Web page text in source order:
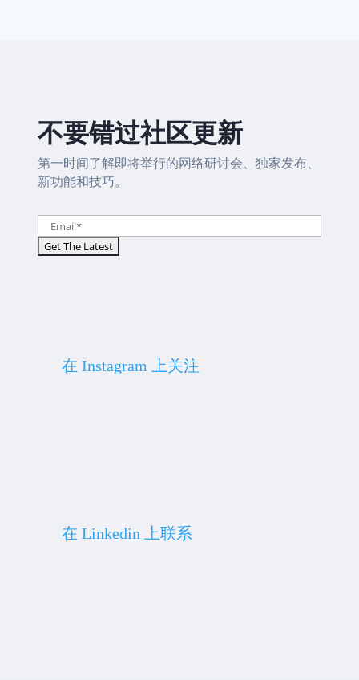
不要错过社区更新
第一时间了解即将举行的网络研讨会、独家发布、
新功能和技巧。
在 Instagram 上关注
在 Linkedin 上联系